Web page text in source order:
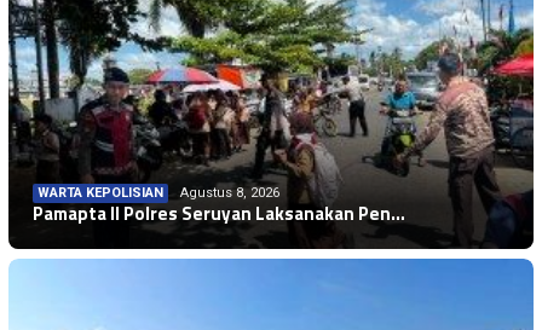
WARTA KEPOLISIAN Agustus 8, 2026
Pamapta II Polres Seruyan Laksanakan Pen…